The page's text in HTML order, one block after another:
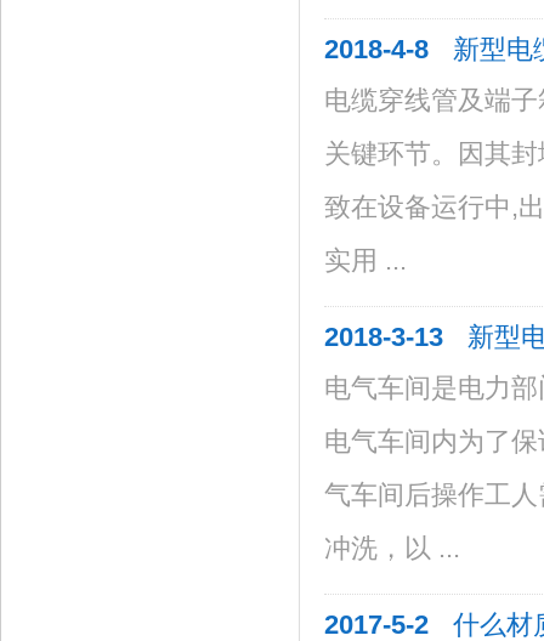
2018-4-8
新型电
电缆穿线管及端
关键环节。因其
致在设备运行中,
实用 ...
2018-3-13
新型
电气车间是电力
电气车间内为了
气车间后操作工
冲洗，以 ...
2017-5-2
什么材